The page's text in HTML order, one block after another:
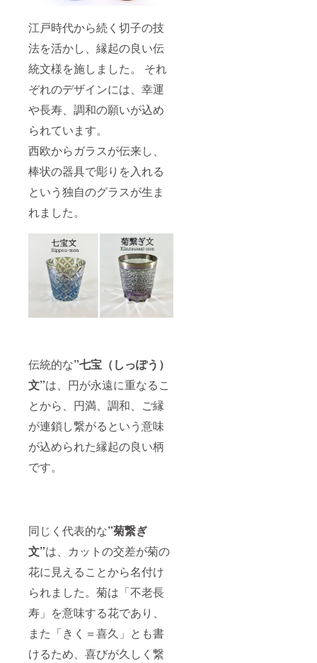
江戸時代から続く切子の技
法を活かし、縁起の良い伝
統文様を施しました。 それ
ぞれのデザインには、幸運
や長寿、調和の願いが込め
られています。
西欧からガラスが伝来し、
棒状の器具で彫りを入れる
という独自のグラスが生ま
れました。
伝統的な”七宝（しっぽう）
文”は、円が永遠に重なるこ
とから、円満、調和、ご縁
が連鎖し繋がるという意味
が込められた縁起の良い柄
です。
同じく代表的な”菊繋ぎ
文”は、カットの交差が菊の
花に見えることから名付け
られました。菊は「不老長
寿」を意味する花であり、
また「きく＝喜久」とも書
けるため、喜びが久しく繋